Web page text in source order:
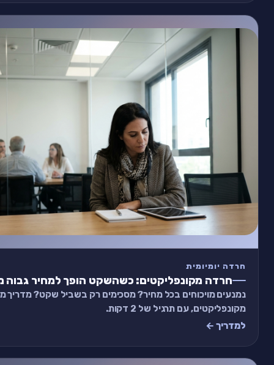
חרדה יומיומית
חרדה מקונפליקטים: כשהשקט הופך למחיר גבוה
נמנעים מויכוחים בכל מחיר? מסכימים רק בשביל שקט?
מקונפליקטים, עם תרגיל של 2 דקות.
למדריך ←